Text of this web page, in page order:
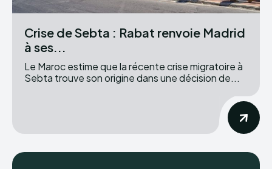
Crise de Sebta : Rabat renvoie Madrid
à ses...
Le Maroc estime que la récente crise migratoire à
Sebta trouve son origine dans une décision de...